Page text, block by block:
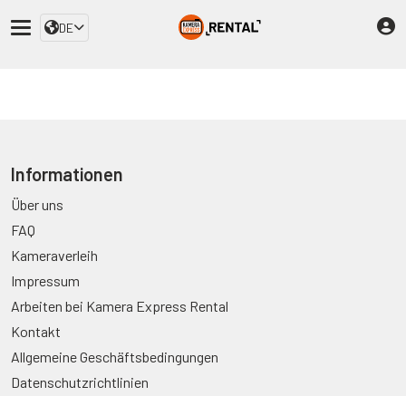
DE
Informationen
Über uns
FAQ
Kameraverleih
Impressum
Arbeiten bei Kamera Express Rental
Kontakt
Allgemeine Geschäftsbedingungen
Datenschutzrichtlinien